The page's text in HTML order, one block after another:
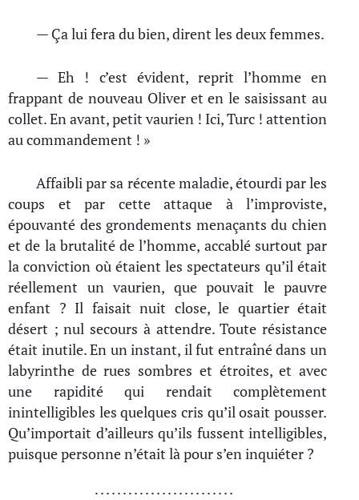
— Ça lui fera du bien, dirent les deux femmes.
— Eh ! c’est évident, reprit l’homme en
frappant de nouveau Oliver et en le saisissant au
collet. En avant, petit vaurien ! Ici, Turc ! attention
au commandement ! »
Affaibli par sa récente maladie, étourdi par les
coups et par cette attaque à l’improviste,
épouvanté des grondements menaçants du chien
et de la brutalité de l’homme, accablé surtout par
la conviction où étaient les spectateurs qu’il était
réellement un vaurien, que pouvait le pauvre
enfant ? Il faisait nuit close, le quartier était
désert ; nul secours à attendre. Toute résistance
était inutile. En un instant, il fut entraîné dans un
labyrinthe de rues sombres et étroites, et avec
une rapidité qui rendait complètement
inintelligibles les quelques cris qu’il osait pousser.
Qu’importait d’ailleurs qu’ils fussent intelligibles,
puisque personne n’était là pour s’en inquiéter ?
. . . . . . . . . . . . . . . . . . . . . . . . .